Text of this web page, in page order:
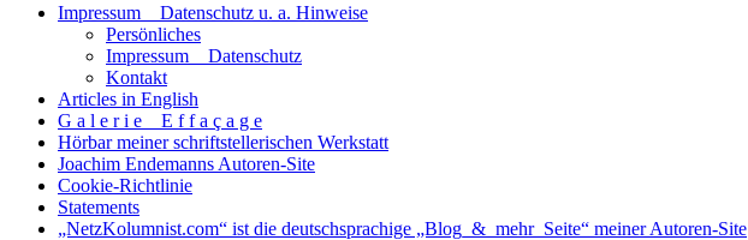
Impressum _ Datenschutz u. a. Hinweise
Persönliches
Impressum _ Datenschutz
Kontakt
Articles in English
G a l e r i e _ E f f a ç a g e
Hörbar meiner schriftstellerischen Werkstatt
Joachim Endemanns Autoren-Site
Cookie-Richtlinie
Statements
„NetzKolumnist.com“ ist die deutschsprachige „Blog_&_mehr_Seite“ meiner Autoren-Site